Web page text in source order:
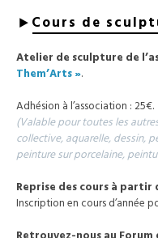
Cours de
Atelier de sculpture de
Them’Arts ».
Adhésion à l’association : 25€.
(Valable pour toutes les
collective, aquarelle, dessin,
peinture sur porcelaine,
Reprise des cours à partir
Inscription en cours d’année